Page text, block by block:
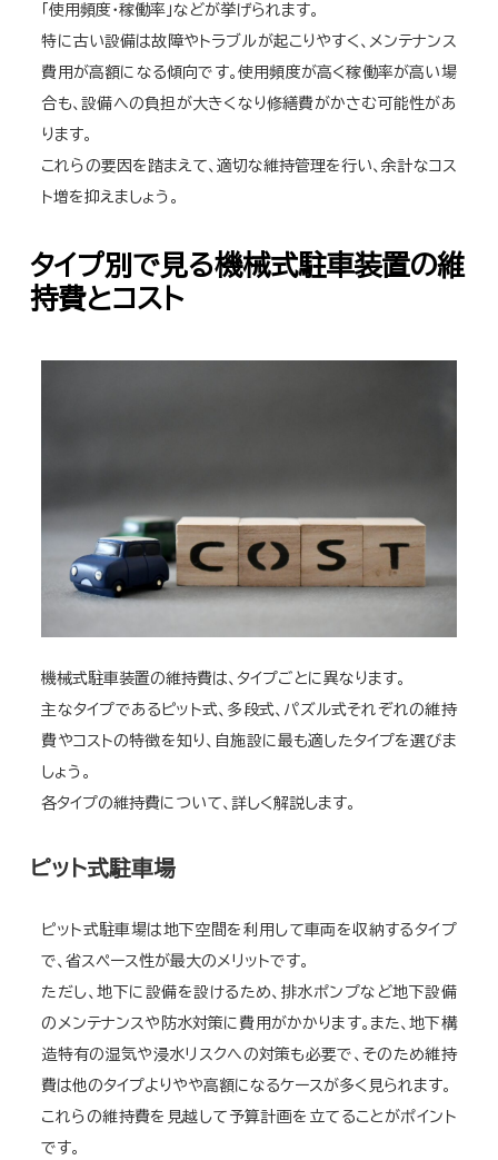
「使用頻度・稼働率」などが挙げられます。
特に古い設備は故障やトラブルが起こりやすく、メンテナンス
費用が高額になる傾向です。使用頻度が高く稼働率が高い場
合も、設備への負担が大きくなり修繕費がかさむ可能性があ
ります。
これらの要因を踏まえて、適切な維持管理を行い、余計なコス
ト増を抑えましょう。
タイプ別で見る機械式駐車装置の維
持費とコスト
機械式駐車装置の維持費は、タイプごとに異なります。
主なタイプであるピット式、多段式、パズル式それぞれの維持
費やコストの特徴を知り、自施設に最も適したタイプを選びま
しょう。
各タイプの維持費について、詳しく解説します。
ピット式駐車場
ピット式駐車場は地下空間を利用して車両を収納するタイプ
で、省スペース性が最大のメリットです。
ただし、地下に設備を設けるため、排水ポンプなど地下設備
のメンテナンスや防水対策に費用がかかります。また、地下構
造特有の湿気や浸水リスクへの対策も必要で、そのため維持
費は他のタイプよりやや高額になるケースが多く見られます。
これらの維持費を見越して予算計画を立てることがポイント
です。